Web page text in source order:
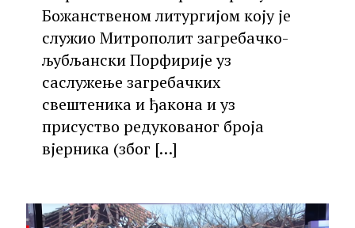
Божанственом литургијом коју је
служио Митрополит загребачко-
љубљански Порфирије уз
саслужење загребачких
свештеника и ђакона и уз
присуство редукованог броја
вјерника (због […]